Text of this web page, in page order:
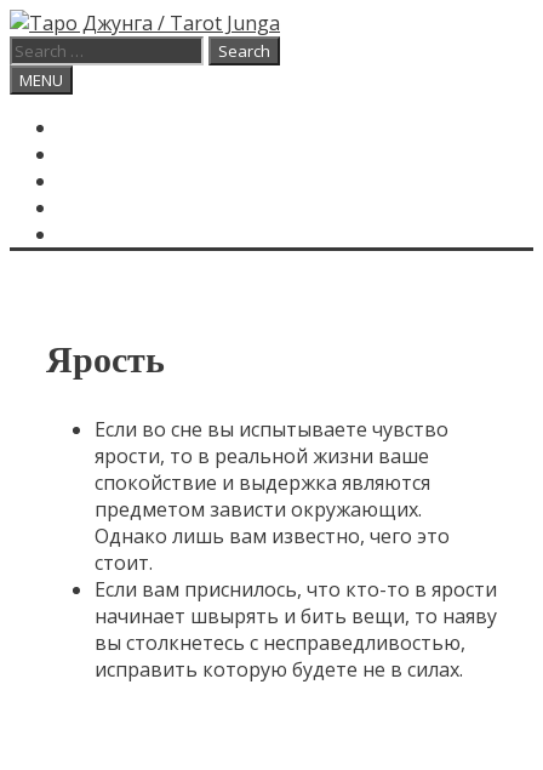
Skip
to
content
Search
for:
Search
MENU
Ярость
Если во сне вы испытываете чувство
ярости, то в реальной жизни ваше
спокойствие и выдержка являются
предметом зависти окружающих.
Однако лишь вам известно, чего это
стоит.
Если вам приснилось, что кто-то в ярости
начинает швырять и бить вещи, то наяву
вы столкнетесь с несправедливостью,
исправить которую будете не в силах.